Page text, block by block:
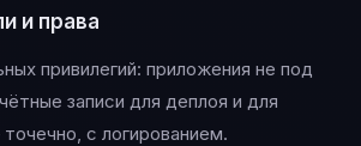
и права
привилегий: приложения не под
записи для деплоя и для
с логированием.